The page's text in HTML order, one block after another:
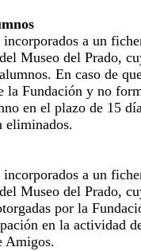
incorporados a un
Museo del Prado,
En caso de
la Fundación y no
en el plazo de 15
eliminados.
incorporados a un
Museo del Prado,
por la
en la actividad
Amigos.